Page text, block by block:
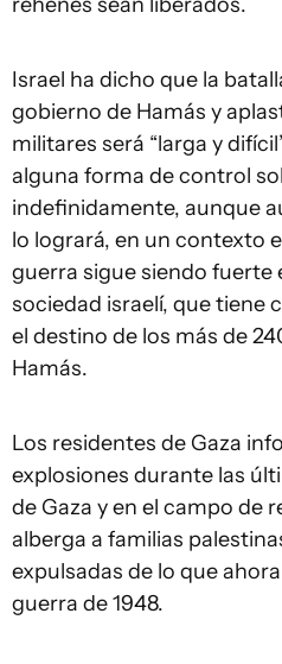
Israel ha dicho que la
gobierno de Hamás y
militares será “larga y
alguna forma de control
indefinidamente, aunque
lo logrará, en un contexto
guerra sigue siendo fuerte
sociedad israelí, que tiene
el destino de los más de
Hamás.
Los residentes de Gaza
explosiones durante las
de Gaza y en el campo de
alberga a familias
expulsadas de lo que
guerra de 1948.